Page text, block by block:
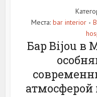
Места: bar interior •
Бар Bijou в
атмосферой